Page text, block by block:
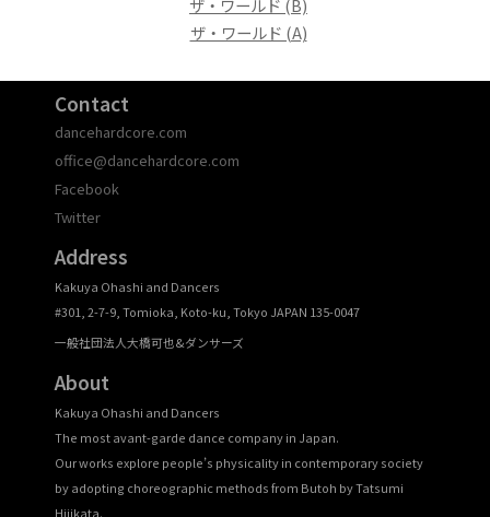
ザ・ワールド (B)
ザ・ワールド (A)
Contact
dancehardcore.com
office@dancehardcore.com
Facebook
Twitter
Address
Kakuya Ohashi and Dancers
#301, 2-7-9, Tomioka, Koto-ku, Tokyo JAPAN 135-0047
一般社団法人大橋可也&ダンサーズ
About
Kakuya Ohashi and Dancers
The most avant-garde dance company in Japan.
Our works explore people’s physicality in contemporary society
by adopting choreographic methods from Butoh by Tatsumi
Hijikata.